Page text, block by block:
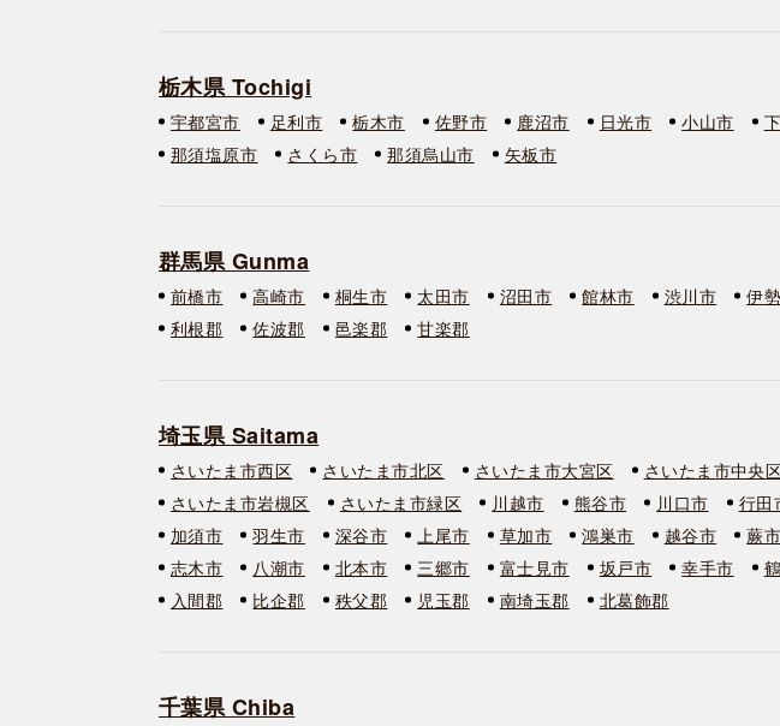
栃木県 Tochigi
宇都宮市 足利市 栃木市 佐野市 鹿沼市 日光市 小山市
那須塩原市
さくら市 那須烏山市 矢板市
群馬県 Gunma
前橋市 高崎市 桐生市 太田市 沼田市 館林市 渋川市 伊
利根郡
佐波郡 邑楽郡 甘楽郡
埼玉県 Saitama
さいたま市西区 さいたま市北区 さいたま市大宮区 さいたま市中央
さいたま市岩槻区
さいたま市緑区 川越市 熊谷市 川口市 行田
加須市
羽生市 深谷市 上尾市 草加市 鴻巣市 越谷市 蕨市
志木市
八潮市 北本市 三郷市 富士見市 坂戸市 幸手市
入間郡
比企郡 秩父郡 児玉郡 南埼玉郡 北葛飾郡
千葉県 Chiba